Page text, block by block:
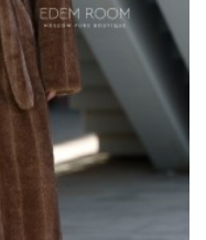
спущенная линия
силуэт. V-
обрамляет шею,
небрежную
акцентировать
гармоничные